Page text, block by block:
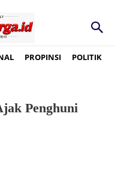
PROPINSI POLITIK
Penghuni